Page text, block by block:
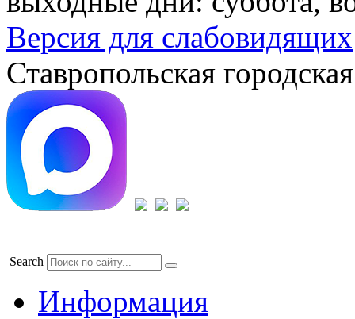
Версия для слабовидящих
Ставропольская
Search
Информация